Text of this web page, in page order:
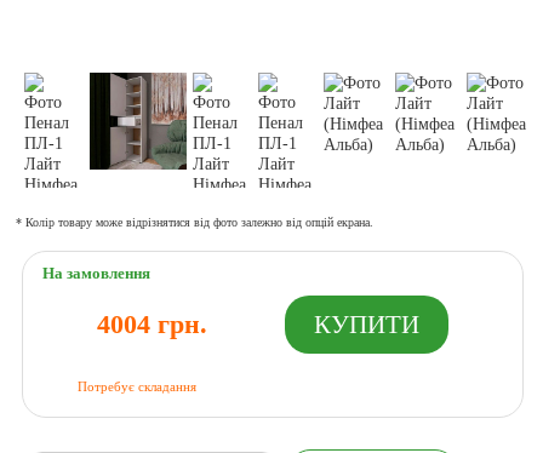
* Колір товару може відрізнятися від фото залежно від опцій екрана.
На замовлення
4004 грн.
Потребує складання